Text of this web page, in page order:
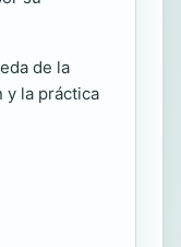
de la
y la práctica